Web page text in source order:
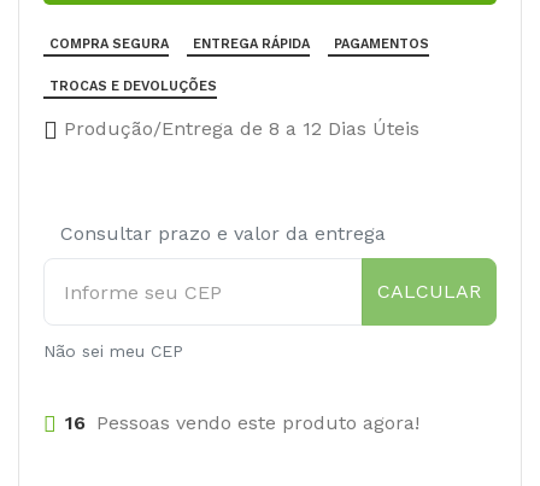
COMPRA SEGURA ENTREGA RÁPIDA PAGAMENTOS
TROCAS E DEVOLUÇÕES
Produção/Entrega de 8 a 12 Dias Úteis
Consultar prazo e valor da entrega
CALCULAR
Não sei meu CEP
16 Pessoas vendo este produto agora!